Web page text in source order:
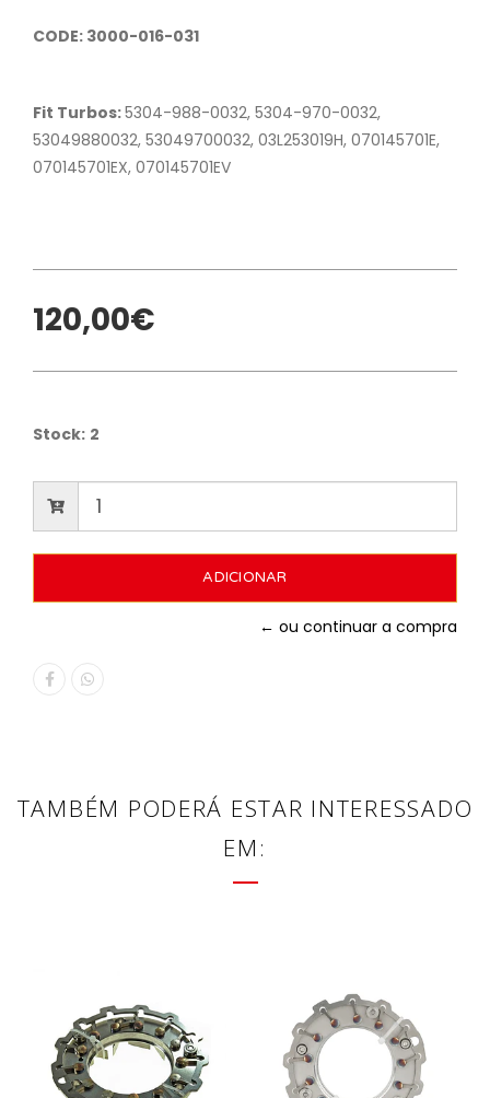
CODE: 3000-016-031
Fit Turbos:5304-988-0032, 5304-970-0032,
53049880032, 53049700032, 03L253019H, 070145701E,
070145701EX, 070145701EV
120,00€
Stock: 2
← ou continuar a compra
TAMBÉM PODERÁ ESTAR INTERESSADO
EM: